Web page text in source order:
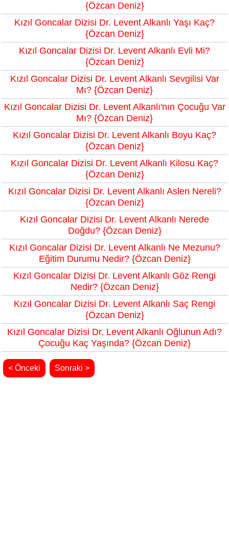
{Özcan Deniz}
Kızıl Goncalar Dizisi Dr. Levent Alkanlı Yaşı Kaç?
{Özcan Deniz}
Kızıl Goncalar Dizisi Dr. Levent Alkanlı Evli Mi?
{Özcan Deniz}
Kızıl Goncalar Dizisi Dr. Levent Alkanlı Sevgilisi Var
Mı? {Özcan Deniz}
Kızıl Goncalar Dizisi Dr. Levent Alkanlı'nın Çocuğu Var
Mı? {Özcan Deniz}
Kızıl Goncalar Dizisi Dr. Levent Alkanlı Boyu Kaç?
{Özcan Deniz}
Kızıl Goncalar Dizisi Dr. Levent Alkanlı Kilosu Kaç?
{Özcan Deniz}
Kızıl Goncalar Dizisi Dr. Levent Alkanlı Aslen Nereli?
{Özcan Deniz}
Kızıl Goncalar Dizisi Dr. Levent Alkanlı Nerede
Doğdu? {Özcan Deniz}
Kızıl Goncalar Dizisi Dr. Levent Alkanlı Ne Mezunu?
Eğitim Durumu Nedir? {Özcan Deniz}
Kızıl Goncalar Dizisi Dr. Levent Alkanlı Göz Rengi
Nedir? {Özcan Deniz}
Kızıl Goncalar Dizisi Dr. Levent Alkanlı Saç Rengi
{Özcan Deniz}
Kızıl Goncalar Dizisi Dr. Levent Alkanlı Oğlunun Adı?
Çocuğu Kaç Yaşında? {Özcan Deniz}
< Önceki Sonraki >